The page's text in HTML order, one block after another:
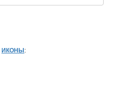
ИКОНЫ :